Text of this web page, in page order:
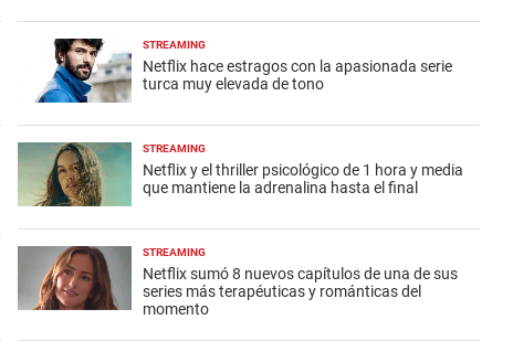
STREAMING
Netflix hace estragos con la apasionada serie
turca muy elevada de tono
STREAMING
Netflix y el thriller psicológico de 1 hora y media
que mantiene la adrenalina hasta el final
STREAMING
Netflix sumó 8 nuevos capítulos de una de sus
series más terapéuticas y románticas del
momento